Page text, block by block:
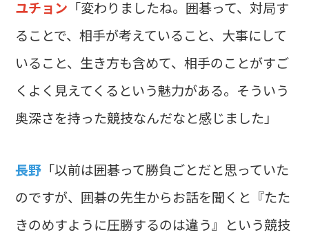
ユチョン 「変わりましたね。囲碁って、対局す
ることで、相手が考えていること、大事にして
いること、生き方も含めて、相手のことがすご
くよく見えてくるという魅力がある。そういう
奥深さを持った競技なんだなと感じました」
長野 「以前は囲碁って勝負ごとだと思っていた
のですが、囲碁の先生からお話を聞くと『たた
きのめすように圧勝するのは違う』という競技